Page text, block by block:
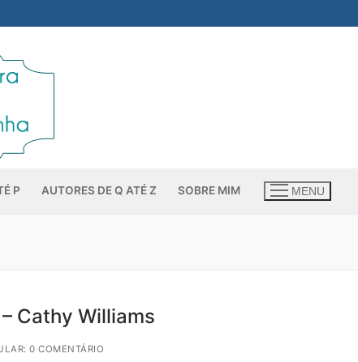
P AUTORES DE Q ATÉ Z SOBRE MIM MENU
Cathy Williams
0 COMENTÁRIO